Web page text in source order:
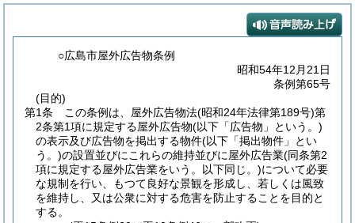
○広島市屋外広告物条例
昭和54年12月21日
条例第65号
(目的)
第1条
この条例は、屋外広告物法(昭和24年法律第189号)第
2条第1項に規定する屋外広告物(以下「広告物」という。)
の表示及び広告物を掲出する物件(以下「掲出物件」とい
う。)の設置並びにこれらの維持並びに屋外広告業(同条第2
項に規定する屋外広告業をいう。以下同じ。)について必要
な規制を行い、もつて良好な景観を形成し、若しくは風致
を維持し、又は公衆に対する危害を防止することを目的と
する。